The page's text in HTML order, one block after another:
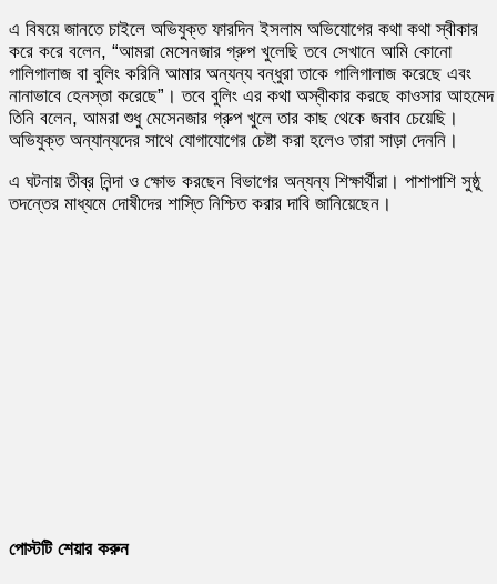
এ বিষয়ে জানতে চাইলে অভিযুক্ত ফারদিন ইসলাম অভিযোগের কথা কথা স্বীকার
করে করে বলেন, “আমরা মেসেনজার গ্রুপ খুলেছি তবে সেখানে আমি কোনো
গালিগালাজ বা বুলিং করিনি আমার অন্যন্য বন্ধুরা তাকে গালিগালাজ করেছে এবং
নানাভাবে হেনস্তা করেছে”। তবে বুলিং এর কথা অস্বীকার করছে কাওসার
তিনি বলেন, আমরা শুধু মেসেনজার গ্রুপ খুলে তার কাছ থেকে জবাব চেয়েছি।
অভিযুক্ত অন্যান্যদের সাথে যোগাযোগের চেষ্টা করা হলেও তারা সাড়া দেননি।
এ ঘটনায় তীব্র নিন্দা ও ক্ষোভ করছেন বিভাগের অন্যন্য শিক্ষার্থীরা। পাশাপাশি সুষ্ঠু
তদন্তের মাধ্যমে দোষীদের শাস্তি নিশ্চিত করার দাবি জানিয়েছেন।
পোস্টটি শেয়ার করুন